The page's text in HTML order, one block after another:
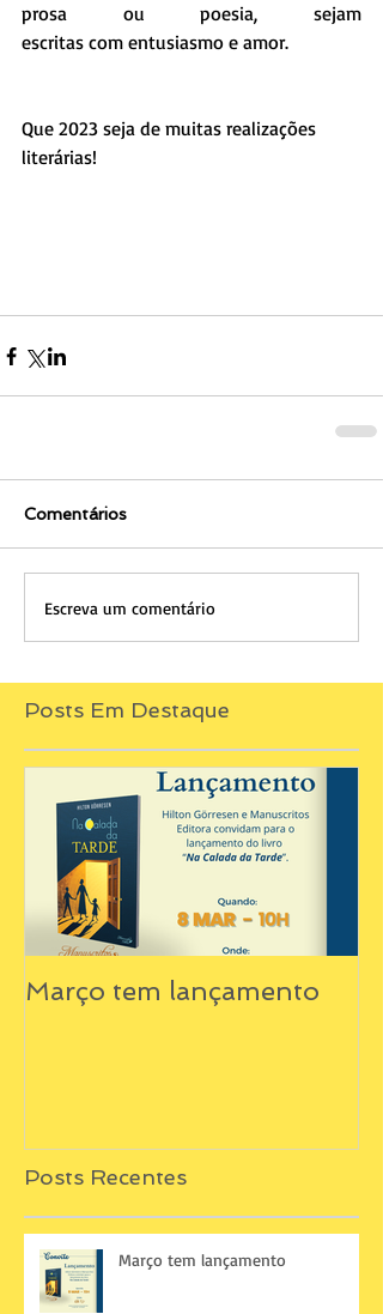
prosa ou poesia, sejam
escritas com entusiasmo e amor.
Que 2023 seja de muitas realizações
literárias!
Comentários
Escreva um comentário
Posts Em Destaque
Março tem lançamento
Posts Recentes
Março tem lançamento